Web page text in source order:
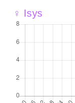
♀ Isys